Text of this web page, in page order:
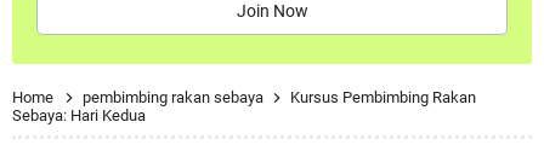
Join Now
Home pembimbing rakan sebaya
Kursus Pembimbing Rakan
Sebaya: Hari Kedua